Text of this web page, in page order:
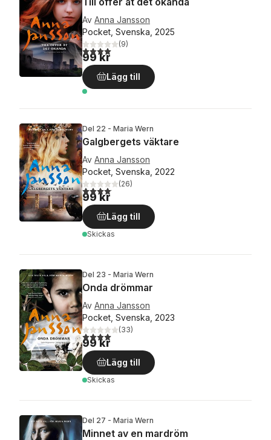
Av Anna Jansson
Pocket, Svenska, 2025
4,0utav 5 stjärnor. Totalt antal röster:
(9)
99 kr
Lägg till
Del 22 - Maria Wern
Galgbergets väktare
Av Anna Jansson
Pocket, Svenska, 2022
4,1utav 5 stjärnor. Totalt antal röster:
(26)
99 kr
Lägg till
Skickas
Del 23 - Maria Wern
Onda drömmar
Av Anna Jansson
Pocket, Svenska, 2023
4,0utav 5 stjärnor. Totalt antal röster:
(33)
99 kr
Lägg till
Skickas
Del 27 - Maria Wern
Minnet av en mardröm